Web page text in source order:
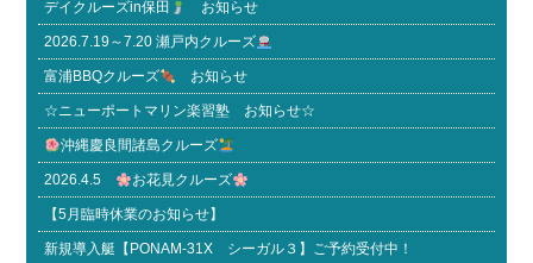
デイクルーズin保田 お知らせ
2026.7.19～7.20 瀬戸内クルーズ
富浦BBQクルーズ お知らせ
☆ニューポートマリン楽習塾 お知らせ☆
沖縄慶良間諸島クルーズ
2026.4.5 お花見クルーズ
【5月臨時休業のお知らせ】
新規導入艇【PONAM-31X シーガル３】ご予約受付中！